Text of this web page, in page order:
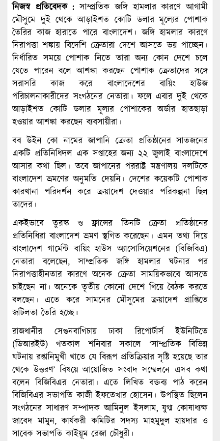
নিজস্ব প্রতিবেদক :সাম্প্রতিক জঙ্গি হামলার কারণে আগামী
মৌসুমে দুই থেকে আড়াইশত কোটি ডলার মূল্যের পোশাক
তৈরির কাজ হারাতে পারে বাংলাদেশ। জঙ্গি হামলার কারণে
নিরাপত্তা শঙ্কায় বিদেশি ক্রেতারা দেশে আসতে ভয় পাচ্ছেন।
নির্ধারিত সময়ে পোশাক নিতে তারা অন্য কোন দেশে চলে
যেতে পারেন বলে আশঙ্কা করছেন পোশাক ক্রেতাদের সঙ্গে
সরাসরি কাজ করে বাংলাদেশের বায়িং হাউজ
পরিচালনাকারীদের সংগঠনের নেতারা। ফলে এবার দুই থেকে
আড়াইশত কোটি ডলার মূল্যর পোশাকের অর্ডার হাতছাড়া
হওয়ার আশঙ্কা করছেন ব্যবসায়ীরা।
বব উইন কো নামের জাপানি ক্রেতা প্রতিষ্ঠানের সাতজনের
একটি প্রতিনিধিদল এক সপ্তাহের জন্য ২২ জুলাই বাংলাদেশে
আসার কথা ছিল। তবে জাপানের পররাষ্ট্র মন্ত্রণালয় দলটিকে
বাংলাদেশ ভ্রমণের অনুমতি দেয়নি। দেশের কয়েকটি পোশাক
কারখানা পরিদর্শন করে ক্রয়াদেশ দেওয়ার পরিকল্পনা ছিল
তাদের।
একইভাবে তুরস্ক ও ফ্রান্সের তিনটি ক্রেতা প্রতিষ্ঠানের
প্রতিনিধিরা বাংলাদেশ ভ্রমণ স্থগিত করেছেন। এমন তথ্য দিয়ে
বাংলাদেশ গার্মেন্ট বায়িং হাউস অ্যাসোসিয়েশনের (বিজিবিএ)
নেতারা বলেছেন, সাম্প্রতিক জঙ্গি হামলার ঘটনার পর
নিরাপত্তাহীনতার কারণে অনেক ক্রেতা সাময়িকভাবে আসতে
চাইছেন না। অনেকে তৃতীয় কোনো দেশে গিয়ে বৈঠক করতে
বলছেন। এতে করে সামনের মৌসুমের ক্রয়াদেশ প্রাপ্তিতে
জটিলতা তৈরি হচ্ছে।
রাজধানীর সেগুনবাগিচায় ঢাকা রিপোর্টার্স ইউনিটিতে
(ডিআরইউ) গতকাল শনিবার সকালে ‘সাম্প্রতিক বিভিন্ন
ঘটনায় রপ্তানিমুখী খাতে যে বিরূপ প্রতিক্রিয়ার সৃষ্টি হয়েছে তার
থেকে উত্তরণ’ বিষয়ে আয়োজিত সংবাদ সম্মেলনে এসব কথা
বলেন বিজিবিএর নেতারা। এতে লিখিত বক্তব্য পাঠ করেন
বিজিবিএর সভাপতি কাজী ইফতেখার হোসেন। উপস্থিত ছিলেন
সংগঠনের সাধারণ সম্পাদক আমিনুল ইসলাম, যুগ্ম কোষাধ্যক্ষ
জাবেদ মামুন, কার্যকরী কমিটির সদস্য মাহমুদুল হায়দার ও
সাবেক সভাপতি কাইয়ূম রেজা চৌধুরী।